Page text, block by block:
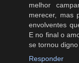
melhor
merecer, mas
envolventes
E no final o
se tornou digno
Responder